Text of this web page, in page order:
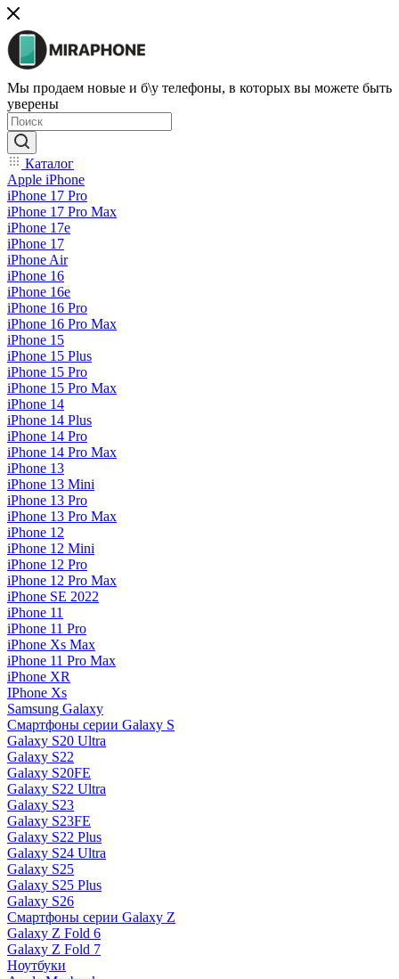
Мы продаем новые и б\у телефоны, в которых вы можете быть
уверены
Каталог
Apple iPhone
iPhone 17 Pro
iPhone 17 Pro Max
iPhone 17e
iPhone 17
iPhone Air
iPhone 16
iPhone 16e
iPhone 16 Pro
iPhone 16 Pro Max
iPhone 15
iPhone 15 Plus
iPhone 15 Pro
iPhone 15 Pro Max
iPhone 14
iPhone 14 Plus
iPhone 14 Pro
iPhone 14 Pro Max
iPhone 13
iPhone 13 Mini
iPhone 13 Pro
iPhone 13 Pro Max
iPhone 12
iPhone 12 Mini
iPhone 12 Pro
iPhone 12 Pro Max
iPhone SE 2022
iPhone 11
iPhone 11 Pro
iPhone Xs Max
iPhone 11 Pro Max
iPhone XR
IPhone Xs
Samsung Galaxy
Смартфоны серии Galaxy S
Galaxy S20 Ultra
Galaxy S22
Galaxy S20FE
Galaxy S22 Ultra
Galaxy S23
Galaxy S23FE
Galaxy S22 Plus
Galaxy S24 Ultra
Galaxy S25
Galaxy S25 Plus
Galaxy S26
Смартфоны серии Galaxy Z
Galaxy Z Fold 6
Galaxy Z Fold 7
Ноутбуки